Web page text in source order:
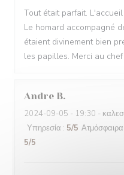
Tout était parfait.
Le homard accompagné
étaient divinement bien
les papilles. Merci au
Andre B
2024-09-05 - 19:30 -
Υπηρεσία : 5/5 Ατμόσφαιρα
5/5